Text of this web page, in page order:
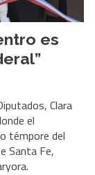
es
Clara
el
témpore del
Santa Fe,